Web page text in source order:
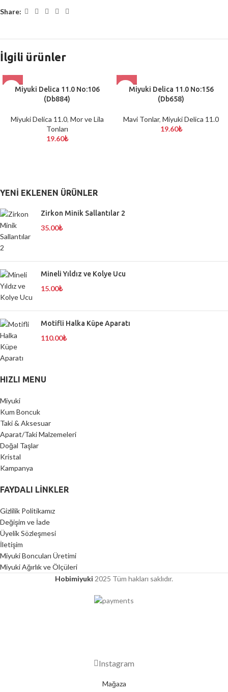
Share:
İlgili ürünler
Miyuki Delica 11.0 No:106
(Db884)
Miyuki Delica 11.0, Mor ve Lila
Tonları
19.60₺
Miyuki Delica 11.0 No:156
(Db658)
Mavi Tonlar, Miyuki Delica 11.0
19.60₺
YENI EKLENEN ÜRÜNLER
Zirkon Minik Sallantılar 2
35.00₺
Mineli Yıldız ve Kolye Ucu
15.00₺
Motifli Halka Küpe Aparatı
110.00₺
HIZLI MENU
Miyuki
Kum Boncuk
Taki & Aksesuar
Aparat/Taki Malzemeleri
Doğal Taşlar
Kristal
Kampanya
FAYDALI LİNKLER
Gizlilik Politikamız
Değişim ve İade
Üyelik Sözleşmesi
İletişim
Miyuki Boncuları Üretimi
Miyuki Ağırlık ve Ölçüleri
Hobimiyuki 2025 Tüm hakları saklıdır.
Instagram
Mağaza